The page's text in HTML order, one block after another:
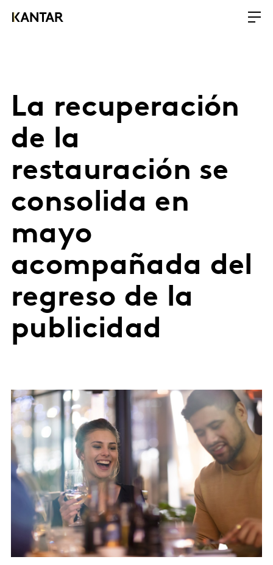
La recuperación
de la
restauración se
consolida en
mayo
acompañada del
regreso de la
publicidad